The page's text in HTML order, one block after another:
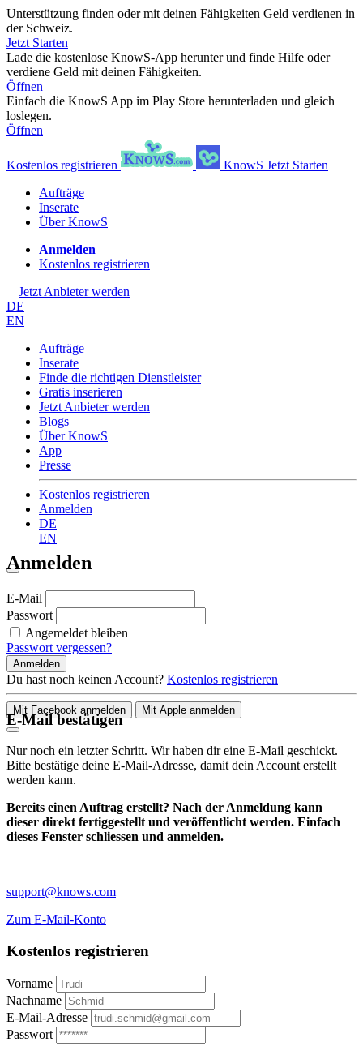
Unterstützung finden oder mit deinen Fähigkeiten Geld verdienen in
der Schweiz.
Jetzt Starten
Lade die kostenlose KnowS-App herunter und finde Hilfe oder
verdiene Geld mit deinen Fähigkeiten.
Öffnen
Einfach die KnowS App im Play Store herunterladen und gleich
loslegen.
Öffnen
Kostenlos registrieren KnowS Jetzt Starten
Aufträge
Inserate
Über KnowS
Anmelden
Kostenlos registrieren
Jetzt Anbieter werden
DE
EN
Aufträge
Inserate
Finde die richtigen Dienstleister
Gratis inserieren
Jetzt Anbieter werden
Blogs
Über KnowS
App
Presse
Kostenlos registrieren
Anmelden
DE
EN
Anmelden
E-Mail
Passwort
Angemeldet bleiben
Passwort vergessen?
Anmelden
Du hast noch keinen Account? Kostenlos registrieren
Mit Facebook anmelden Mit Apple anmelden
E-Mail bestätigen
Nur noch ein letzter Schritt. Wir haben dir eine E-Mail geschickt.
Bitte bestätige deine E-Mail-Adresse, damit dein Account erstellt
werden kann.
Bereits einen Auftrag erstellt? Nach der Anmeldung kann
dieser direkt fertiggestellt und veröffentlicht werden. Einfach
dieses Fenster schliessen und anmelden.
support@knows.com
Zum E-Mail-Konto
Kostenlos registrieren
Vorname
Nachname
E-Mail-Adresse
Passwort